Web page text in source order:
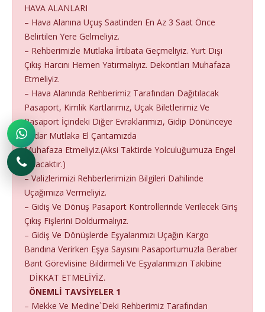
HAVA ALANLARI
– Hava Alanına Uçuş Saatinden En Az 3 Saat Önce
Belirtilen Yere Gelmeliyiz.
– Rehberimizle Mutlaka İrtibata Geçmeliyiz. Yurt Dışı
Çıkış Harcını Hemen Yatırmalıyız. Dekontları Muhafaza
Etmeliyiz.
– Hava Alanında Rehberimiz Tarafından Dağıtılacak
Pasaport, Kimlik Kartlarımız, Uçak Biletlerimiz Ve
Pasaport İçindeki Diğer Evraklarımızı, Gidip Dönünceye
Kadar Mutlaka El Çantamızda
Muhafaza Etmeliyiz.(Aksi Taktirde Yolculuğumuza Engel
Çıkacaktır.)
– Valizlerimizi Rehberlerimizin Bilgileri Dahilinde
Uçağımıza Vermeliyiz.
– Gidiş Ve Dönüş Pasaport Kontrollerinde Verilecek Giriş
Çıkış Fişlerini Doldurmalıyız.
– Gidiş Ve Dönüşlerde Eşyalarımızı Uçağın Kargo
Bandına Verirken Eşya Sayısını Pasaportumuzla Beraber
Bant Görevlisine Bildirmeli Ve Eşyalarımızın Takibine
DİKKAT ETMELİYİZ.
ÖNEMLİ TAVSİYELER 1
– Mekke Ve Medine`Deki Rehberimiz Tarafından